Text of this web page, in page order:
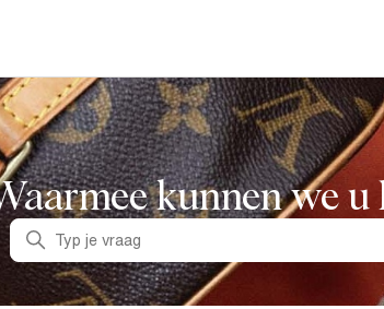
kunnen we u
Zoeken